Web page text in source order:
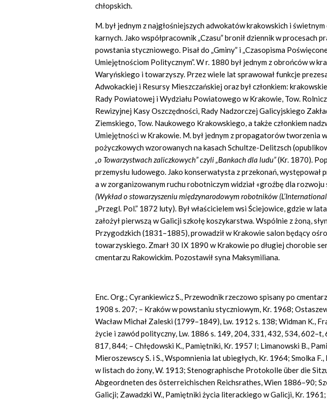
chłopskich.
M. był jednym z najgłośniejszych adwokatów krakowskich i
karnych. Jako współpracownik „Czasu” bronił dziennik w procesach
powstania styczniowego. Pisał do „Gminy” i „Czasopisma
Umiejętnościom Politycznym”. W r. 1880 był jednym z obrońców w
Waryńskiego i towarzyszy. Przez wiele lat sprawował funkcje
Adwokackiej i Resursy Mieszczańskiej oraz był członkiem:
Rady Powiatowej i Wydziału Powiatowego w Krakowie, Tow.
Rewizyjnej Kasy Oszczędności, Rady Nadzorczej Galicyjskiego
Ziemskiego, Tow. Naukowego Krakowskiego, a także członkiem
Umiejętności w Krakowie. M. był jednym z propagatorów tworzenia
pożyczkowych wzorowanych na kasach Schultze-Delitzsch
„o Towarzystwach zaliczkowych” czyli „Bankach dla ludu”(Kr. 1870).
przemysłu ludowego. Jako konserwatysta z przekonań, występował
a w zorganizowanym ruchu robotniczym widział «groźbę dla rozwoju
(Wykład o stowarzyszeniu międzynarodowym robotników
„Przegl. Pol.” 1872 luty). Był właścicielem wsi Ściejowice, gdzie w
założył pierwszą w Galicji szkołę koszykarstwa. Wspólnie z żoną,
Przygodzkich (1831–1885), prowadził w Krakowie salon będący
towarzyskiego. Zmarł 30 IX 1890 w Krakowie po długiej chorobie
cmentarzu Rakowickim. Pozostawił syna Maksymiliana.
Enc. Org.; Cyrankiewicz S., Przewodnik rzeczowo spisany po
1908 s. 207; – Kraków w powstaniu styczniowym, Kr. 1968;
Wacław Michał Zaleski (1799–1849), Lw. 1912 s. 138; Widman K.,
życie i zawód polityczny, Lw. 1886 s. 149, 204, 331, 432, 534, 602–t,
817, 844; – Chłędowski K., Pamiętniki, Kr. 1957 I; Limanowski B.,
Mieroszewscy S. i S., Wspomnienia lat ubiegłych, Kr. 1964; Smolka F.,
w listach do żony, W. 1913; Stenographische Protokolle über die
Abgeordneten des österreichischen Reichsrathes, Wien 1886–90;
Galicji; Zawadzki W., Pamiętniki życia literackiego w Galicji, Kr. 1961;